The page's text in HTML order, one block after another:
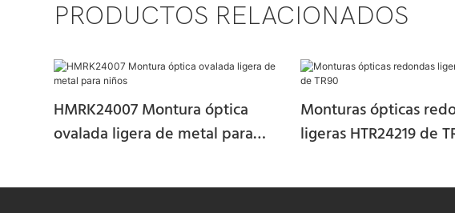
PRODUCTOS RELACIONADOS
HMRK24007 Montura óptica
ovalada ligera de metal para
Monturas ópticas
ligeras HTR24219 de